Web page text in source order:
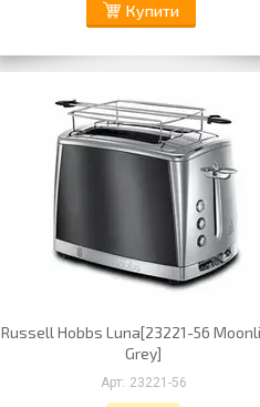
Купити
Russell Hobbs Luna[23221-56
Grey]
23221-56